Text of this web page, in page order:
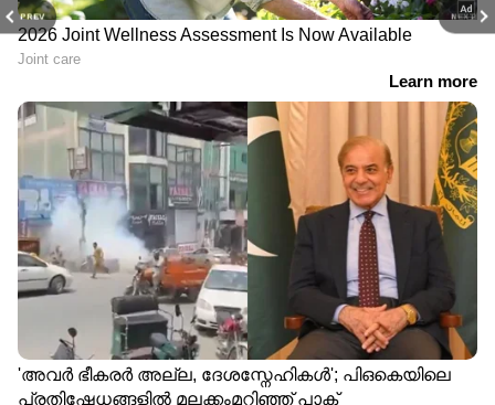
PREV NEXT